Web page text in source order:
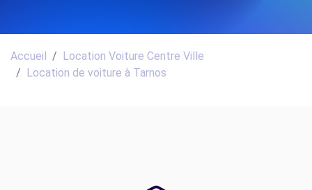
Accueil
Location Voiture Centre Ville
Location de voiture à Tarnos